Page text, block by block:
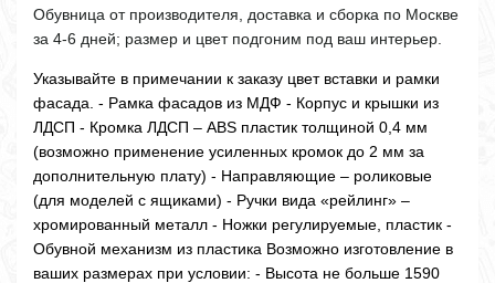
Обувница от производителя, доставка и сборка по Москве
за 4-6 дней; размер и цвет подгоним под ваш интерьер.
Указывайте в примечании к заказу цвет вставки и рамки
фасада. - Рамка фасадов из МДФ - Корпус и крышки из
ЛДСП - Кромка ЛДСП – ABS пластик толщиной 0,4 мм
(возможно применение усиленных кромок до 2 мм за
дополнительную плату) - Направляющие – роликовые
(для моделей с ящиками) - Ручки вида «рейлинг» –
хромированный металл - Ножки регулируемые, пластик -
Обувной механизм из пластика Возможно изготовление в
ваших размерах при условии: - Высота не больше 1590